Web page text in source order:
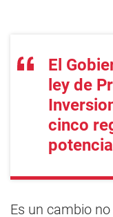
El
ley de
cinco
Es un cambio